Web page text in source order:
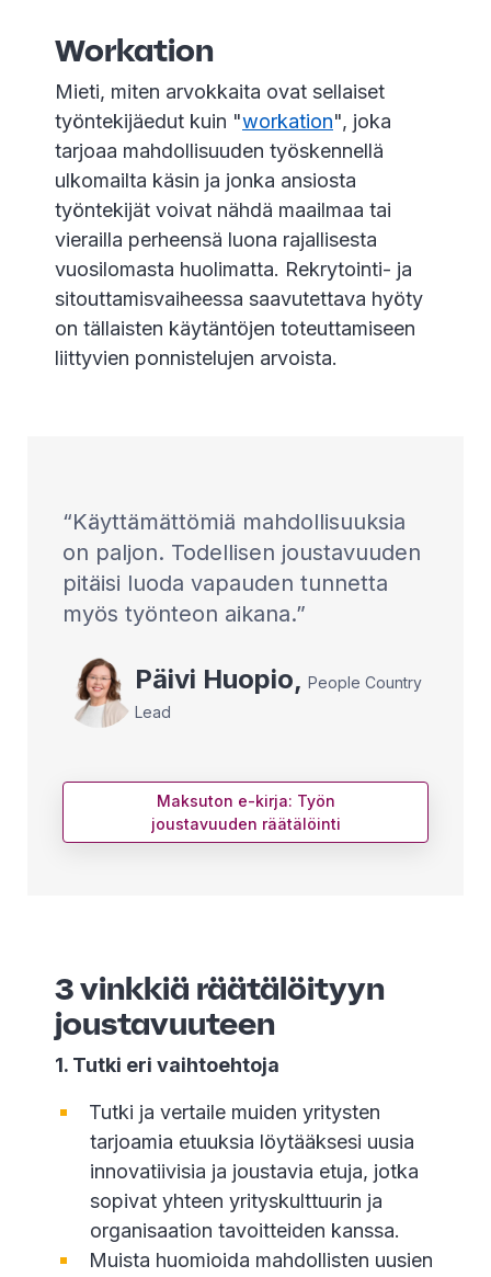
Workation
Mieti, miten arvokkaita ovat sellaiset
työntekijäedut kuin "workation", joka
tarjoaa mahdollisuuden työskennellä
ulkomailta käsin ja jonka ansiosta
työntekijät voivat nähdä maailmaa tai
vierailla perheensä luona rajallisesta
vuosilomasta huolimatta. Rekrytointi- ja
sitouttamisvaiheessa saavutettava hyöty
on tällaisten käytäntöjen toteuttamiseen
liittyvien ponnistelujen arvoista.
Käyttämättömiä mahdollisuuksia
on paljon. Todellisen joustavuuden
pitäisi luoda vapauden tunnetta
myös työnteon aikana.
Päivi Huopio,People Country
Lead
Maksuton e-kirja: Työn
joustavuuden räätälöinti
3 vinkkiä räätälöityyn
joustavuuteen
1. Tutki eri vaihtoehtoja
Tutki ja vertaile muiden yritysten
tarjoamia etuuksia löytääksesi uusia
innovatiivisia ja joustavia etuja, jotka
sopivat yhteen yrityskulttuurin ja
organisaation tavoitteiden kanssa.
Muista huomioida mahdollisten uusien